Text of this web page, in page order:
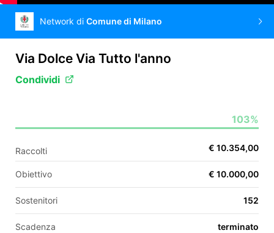
IT
EN
FR
ES
Network di Comune di Milano
Via Dolce Via Tutto l'anno
Condividi
103%
Raccolti € 10.354,00
Obiettivo € 10.000,00
Sostenitori 152
Scadenza terminato